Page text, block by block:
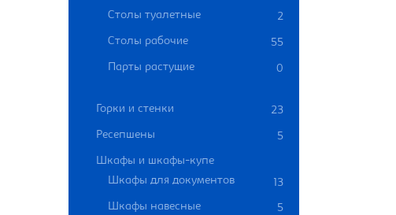
Столы туалетные 2
Столы рабочие 55
Парты растущие 0
Горки и стенки 23
Ресепшены 5
Шкафы и шкафы-купе
Шкафы для документов
13
Шкафы навесные
5